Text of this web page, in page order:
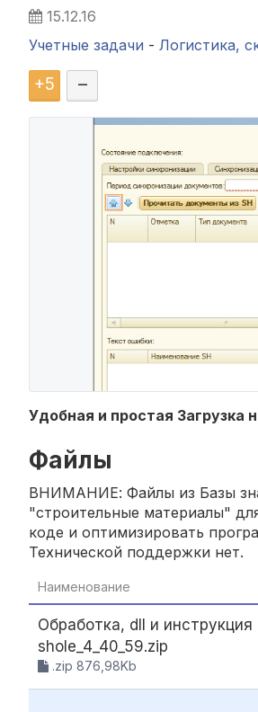
15.12.16
Учетные задачи - Логистика,
+5 –
Удобная и простая Загрузка
Файлы
ВНИМАНИЕ: Файлы из Базы
"строительные материалы"
коде и оптимизировать
Технической поддержки нет.
Наименование
Обработка, dll и инструкция
shole_4_40_59.zip
.zip 876,98Kb